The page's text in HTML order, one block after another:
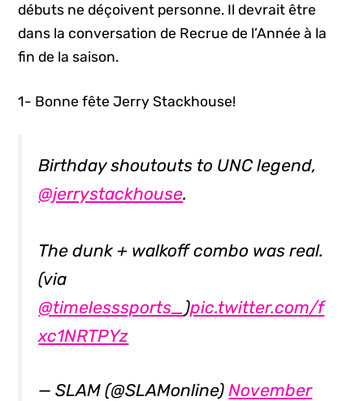
débuts ne déçoivent personne. Il devrait être
dans la conversation de Recrue de l’Année à la
fin de la saison.
1- Bonne fête Jerry Stackhouse!
Birthday shoutouts to UNC legend,
@jerrystackhouse.
The dunk + walkoff combo was real.
(via
@timelesssports_)pic.twitter.com/f
xc1NRTPYz
— SLAM (@SLAMonline)November